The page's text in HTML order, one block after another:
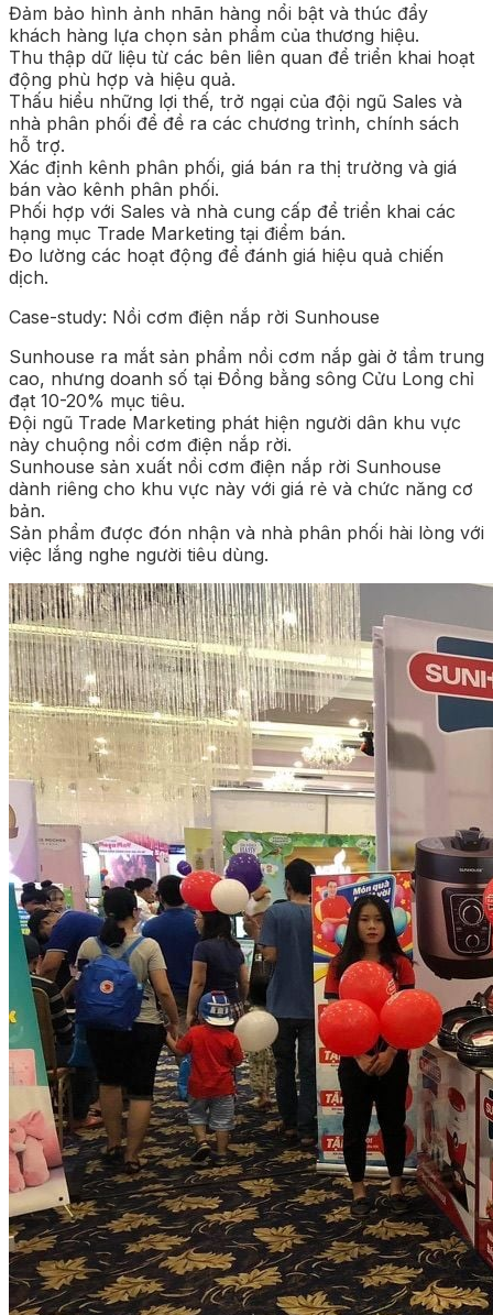
Đảm bảo hình ảnh nhãn hàng nổi bật và thúc đẩy
khách hàng lựa chọn sản phẩm của thương hiệu.
Thu thập dữ liệu từ các bên liên quan để triển khai hoạt
động phù hợp và hiệu quả.
Thấu hiểu những lợi thế, trở ngại của đội ngũ Sales và
nhà phân phối để đề ra các chương trình, chính sách
hỗ trợ.
Xác định kênh phân phối, giá bán ra thị trường và giá
bán vào kênh phân phối.
Phối hợp với Sales và nhà cung cấp để triển khai các
hạng mục Trade Marketing tại điểm bán.
Đo lường các hoạt động để đánh giá hiệu quả chiến
dịch.
Case-study: Nồi cơm điện nắp rời Sunhouse
Sunhouse ra mắt sản phẩm nồi cơm nắp gài ở tầm trung
cao, nhưng doanh số tại Đồng bằng sông Cửu Long chỉ
đạt 10-20% mục tiêu.
Đội ngũ Trade Marketing phát hiện người dân khu vực
này chuộng nồi cơm điện nắp rời.
Sunhouse sản xuất nồi cơm điện nắp rời Sunhouse
dành riêng cho khu vực này với giá rẻ và chức năng cơ
bản.
Sản phẩm được đón nhận và nhà phân phối hài lòng với
việc lắng nghe người tiêu dùng.